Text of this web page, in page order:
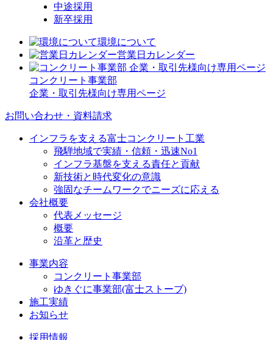
中途採用
新卒採用
環境について
営業日カレンダー
コンクリート事業部
企業・取引先様向け専用ページ
お問い合わせ・資料請求
インフラを支える富士コンクリート工業
飛騨地域で実績・信頼・迅速No1
インフラ基盤を支える責任と貢献
新技術と時代変化の意識
強固なチームワークでニーズに応える
会社概要
代表メッセージ
概要
沿革と歴史
事業内容
コンクリート事業部
ゆきぐに事業部(富士ストーブ)
施工実績
お知らせ
採用情報